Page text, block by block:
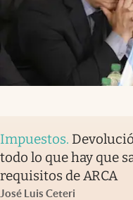
Impuestos.
todo lo que hay que
requisitos de ARCA
José Luis Ceteri